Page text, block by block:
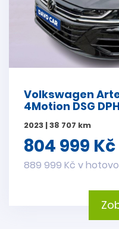
Volkswagen
4Motion DSG DPH
2023 | 38 707 km
804 999 Kč
889 999 Kč v